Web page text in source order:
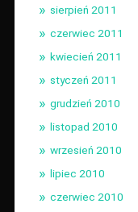
sierpień 2011
czerwiec 2011
kwiecień 2011
styczeń 2011
grudzień 2010
listopad 2010
wrzesień 2010
lipiec 2010
czerwiec 2010